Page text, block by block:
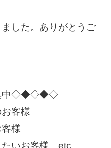
した。ありがとうご
中◇◆◇◆◇
客様
様
たいお客様 etc...